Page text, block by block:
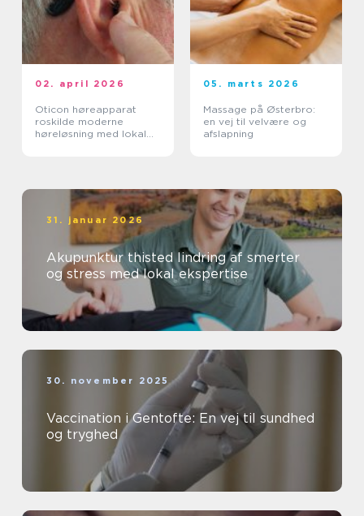
02. april 2026
Oticon høreapparat
roskilde moderne
høreløsning med lokal
05. marts 2026
Massage på Østerbro:
en vej til velvære og
afslapning
31. januar 2026
Akupunktur thisted lindring af smerter
og stress med lokal ekspertise
30. november 2025
Vaccination i Gentofte: En vej til sundhed
og tryghed